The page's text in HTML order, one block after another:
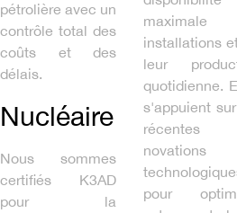
pétrolière avec un
contrôle total des
coûts et des
délais.
Nucléaire
Nous sommes
certifiés K3AD
pour la
maximale
installations
leur
quotidienne.
s'appuient
récentes
novations
pour